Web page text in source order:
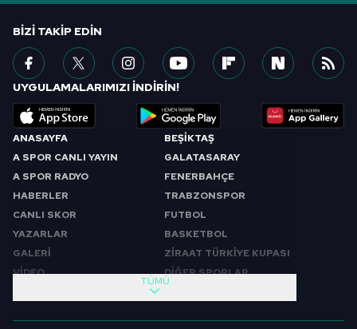
ANASAYFA
A SPOR CANLI YAYIN
A SPOR RADYO
HABERLER
CANLI SKOR
YAZARLAR
GALERİ
VİDEO
BEŞİKTAŞ
GALATASARAY
FENERBAHÇE
TRABZONSPOR
FUTBOL
BASKETBOL
ZİRAAT TÜRKİYE KUPASI
DİĞER SPORLAR
TÜMÜ
BIZI TAKIP EDIN
UYGULAMALARIMIZI İNDİRİN!